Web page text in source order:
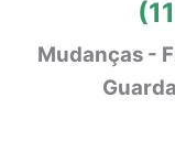
Mudanças -